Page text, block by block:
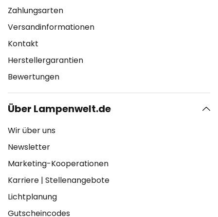
Zahlungsarten
Versandinformationen
Kontakt
Herstellergarantien
Bewertungen
Über Lampenwelt.de
Wir über uns
Newsletter
Marketing-Kooperationen
Karriere | Stellenangebote
Lichtplanung
Gutscheincodes